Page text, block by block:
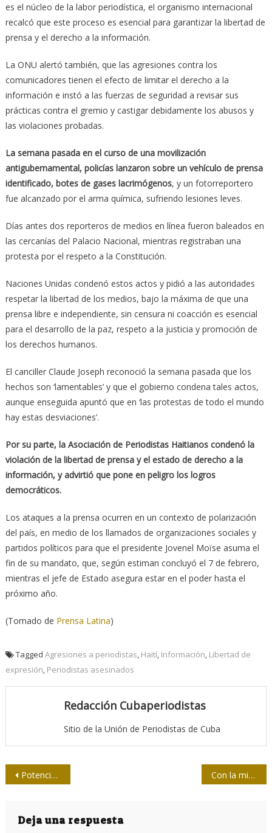
es el núcleo de la labor periodística, el organismo internacional
recalcó que este proceso es esencial para garantizar la libertad de
prensa y el derecho a la información.
La ONU alertó también, que las agresiones contra los
comunicadores tienen el efecto de limitar el derecho a la
información e instó a las fuerzas de seguridad a revisar sus
prácticas contra el gremio y castigar debidamente los abusos y
las violaciones probadas.
La semana pasada en el curso de una movilización
antigubernamental, policías lanzaron sobre un vehículo de prensa
identificado, botes de gases lacrimógenos, y un fotorreportero
fue alcanzado por el arma química, sufriendo lesiones leves.
Días antes dos reporteros de medios en línea fueron baleados en
las cercanías del Palacio Nacional, mientras registraban una
protesta por el respeto a la Constitución.
Naciones Unidas condenó estos actos y pidió a las autoridades
respetar la libertad de los medios, bajo la máxima de que una
prensa libre e independiente, sin censura ni coacción es esencial
para el desarrollo de la paz, respeto a la justicia y promoción de
los derechos humanos.
El canciller Claude Joseph reconoció la semana pasada que los
hechos son ‘lamentables’ y que el gobierno condena tales actos,
aunque enseguida apuntó que en ‘las protestas de todo el mundo
hay estas desviaciones’.
Por su parte, la Asociación de Periodistas Haitianos condenó la
violación de la libertad de prensa y el estado de derecho a la
información, y advirtió que pone en peligro los logros
democráticos.
Los ataques a la prensa ocurren en un contexto de polarización
del país, en medio de los llamados de organizaciones sociales y
partidos políticos para que el presidente Jovenel Moïse asuma el
fin de su mandato, que, según estiman concluyó el 7 de febrero,
mientras el jefe de Estado asegura estar en el poder hasta el
próximo año.
(Tomado de Prensa Latina)
Tagged Agresiones a periodistas Haití, Información Libertad de
expresión Periodistas asesinados
Redacción Cubaperiodistas
Sitio de la Unión de Periodistas de Cuba
Navegación
entradas
Potencias mundiales compiten por el liderazgo en las redes 6G Con la misma piedra
Deja una respuesta